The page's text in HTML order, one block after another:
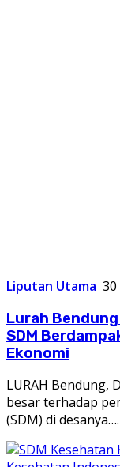
Liputan Utama 30
Lurah
SDM
Ekonomi
LURAH Bendung,
besar terhadap
(SDM) di desanya….